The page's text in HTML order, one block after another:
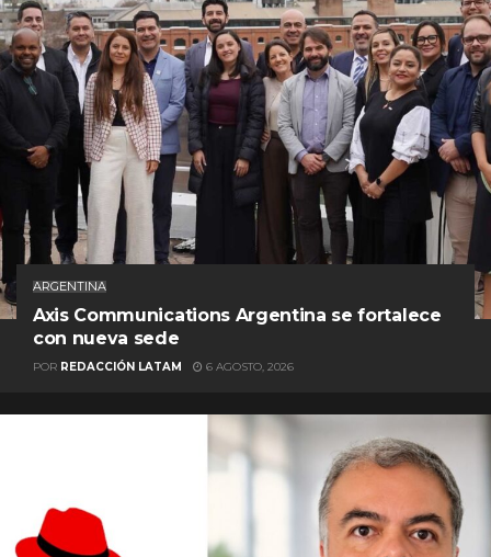
ARGENTINA
Axis Communications Argentina se fortalece
con nueva sede
POR REDACCIÓN LATAM 6 AGOSTO, 2026